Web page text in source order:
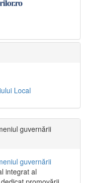
Local
guvernării
guvernării
integrat al